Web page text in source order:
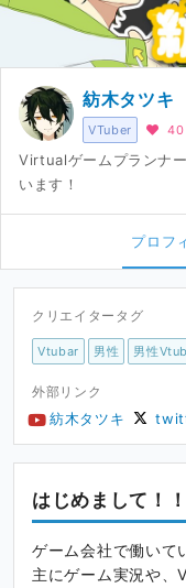
VTuber
紡木タツキ
40
Virtualゲームプランナ
います！
プロフ
クリエイタータグ
Vtubar 男性 男性
外部リンク
紡木タツキ
はじめまして！
ゲーム会社で働いて
主にゲーム実況や